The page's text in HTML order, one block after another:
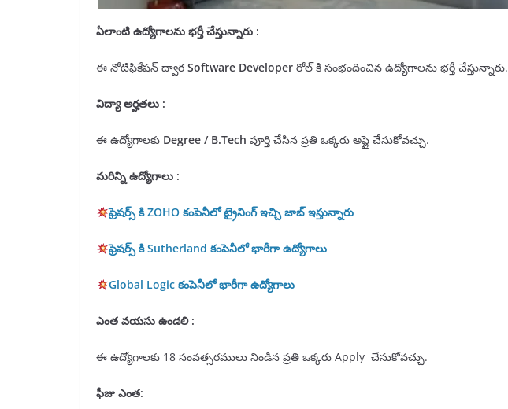
ఏలాంటి ఉద్యోగాలను భర్తీచేస్తున్నారు :
ఈ నోటిఫికేషన్ ద్వారSoftware Developer రోల్ కి సంభందించిన ఉద్యోగాలను భర్తీ చేస్తున్నారు.
విద్యా అర్హతలు :
ఈ ఉద్యోగాలకు Degree / B.Tech పూర్తి చేసిన ప్రతి ఒక్కరు అప్లై చేసుకోవచ్చు.
మరిన్ని ఉద్యోగాలు :
ఫ్రెషర్స్ కి ZOHO కంపెనీలో ట్రైనింగ్ ఇచ్చి జాబ్ ఇస్తున్నారు
ఫ్రెషర్స్ కి Sutherland కంపెనీలో భారీగా ఉద్యోగాలు
Global Logic కంపెనీలో భారీగా ఉద్యోగాలు
ఎంత వయసు ఉండలి :
ఈ ఉద్యోగాలకు 18 సంవత్సరములు నిండిన ప్రతి ఒక్కరు Apply చేసుకోవచ్చు.
ఫీజు ఎంత: